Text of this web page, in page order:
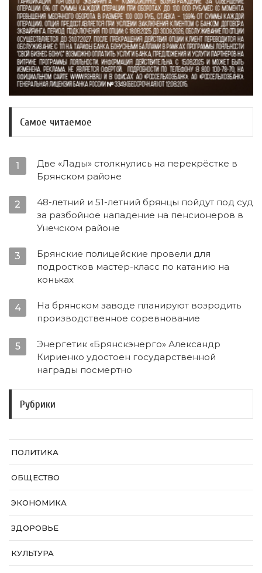
Самое читаемое
1
Две «Лады» столкнулись на перекрёстке в
Брянском районе
2
48-летний и 51-летний брянцы пойдут под суд
за разбойное нападение на пенсионеров в
Унечском районе
3
Брянские полицейские провели для
подростков мастер-класс по катанию на
коньках
4
На брянском заводе планируют возродить
производственное соревнование
5
Энергетик «Брянскэнерго» Александр
Кириенко удостоен государственной
награды посмертно
Рубрики
ПОЛИТИКА
ОБЩЕСТВО
ЭКОНОМИКА
ЗДОРОВЬЕ
КУЛЬТУРА